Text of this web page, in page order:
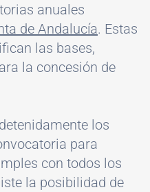
anuales
de Andalucía. Estas
las bases,
la concesión de
los
para
con todos los
la posibilidad de